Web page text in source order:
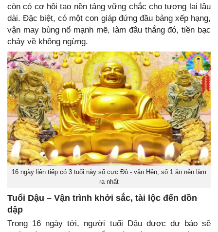
còn có cơ hội tạo nền tảng vững chắc cho tương lai lâu
dài. Đặc biệt, có một con giáp đứng đầu bảng xếp hạng,
vận may bùng nổ mạnh mẽ, làm đâu thắng đó, tiền bạc
chảy về không ngừng.
16 ngày liên tiếp có 3 tuổi này số cực Đỏ - vận Hên, số 1 ăn nên làm
ra nhất
Tuổi Dậu – Vận trình khởi sắc, tài lộc đến dồn
dập
Trong 16 ngày tới, người tuổi Dậu được dự báo sẽ